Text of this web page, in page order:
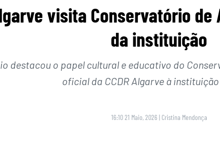
visita Conservatório
da instituição
destacou o papel cultural e educativo do
oficial da CCDR Algarve à
16:10 21 Maio, 2026 | Cristina Mendonça